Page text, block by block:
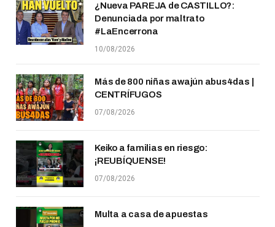
¿Nueva PAREJA de CASTILLO?:
Denunciada por maltrato
#LaEncerrona
10/08/2026
Más de 800 niñas awajún abus4das |
CENTRÍFUGOS
07/08/2026
Keiko a familias en riesgo:
¡REUBÍQUENSE!
07/08/2026
Multa a casa de apuestas